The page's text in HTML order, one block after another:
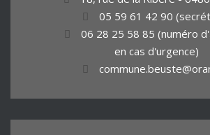
05 59 61 42 90
06 28 25 58 85 (numéro
en cas d'urgence)